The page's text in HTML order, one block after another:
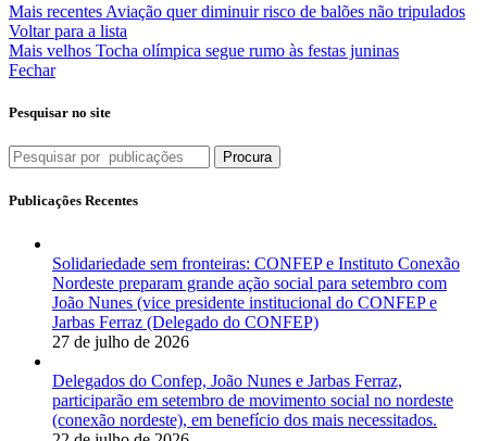
Mais recentes Aviação quer diminuir risco de balões não tripulados
Voltar para a lista
Mais velhos Tocha olímpica segue rumo às festas juninas
Fechar
Pesquisar no site
Procura
Publicações Recentes
Solidariedade sem fronteiras: CONFEP e Instituto Conexão
Nordeste preparam grande ação social para setembro com
João Nunes (vice presidente institucional do CONFEP e
Jarbas Ferraz (Delegado do CONFEP)
27 de julho de 2026
Delegados do Confep, João Nunes e Jarbas Ferraz,
participarão em setembro de movimento social no nordeste
(conexão nordeste), em benefício dos mais necessitados.